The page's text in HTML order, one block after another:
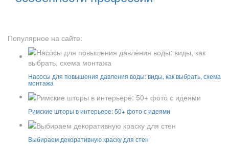
Популярное на сайте:
Насосы для повышения давления воды: виды, как выбрать, схема
монтажа
Римские шторы в интерьере: 50+ фото с идеями
Выбираем декоративную краску для стен